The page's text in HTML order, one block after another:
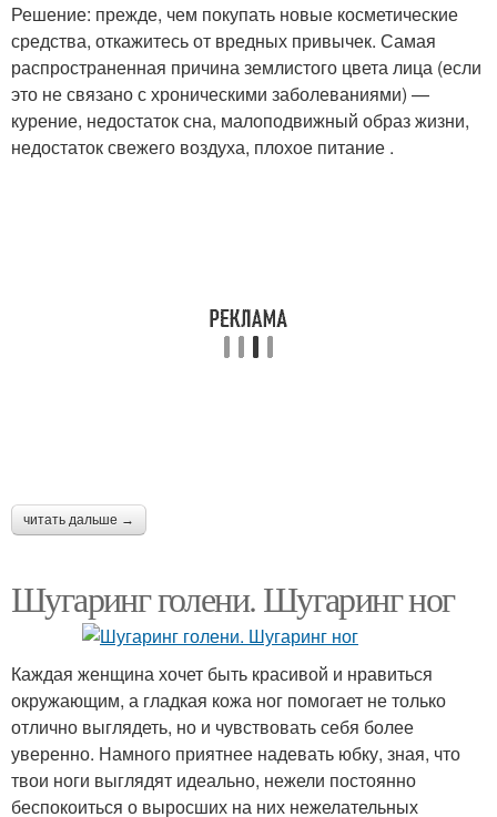
Решение: прежде, чем покупать новые косметические
средства, откажитесь от вредных привычек. Самая
распространенная причина землистого цвета лица (если
это не связано с хроническими заболеваниями) —
курение, недостаток сна, малоподвижный образ жизни,
недостаток свежего воздуха, плохое питание .
читать дальше →
Шугаринг голени. Шугаринг ног
Каждая женщина хочет быть красивой и нравиться
окружающим, а гладкая кожа ног помогает не только
отлично выглядеть, но и чувствовать себя более
уверенно. Намного приятнее надевать юбку, зная, что
твои ноги выглядят идеально, нежели постоянно
беспокоиться о выросших на них нежелательных